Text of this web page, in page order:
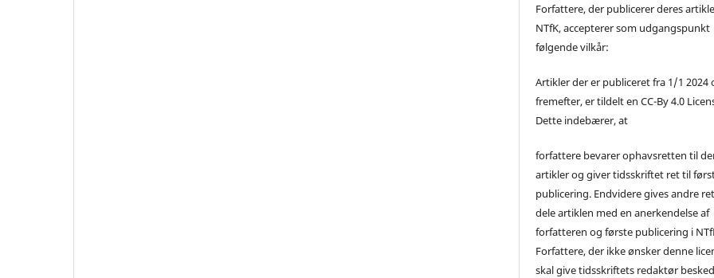
Forfattere, der publicerer deres
NTfK, accepterer som udgangspunkt
følgende vilkår:
Artikler der er publiceret fra 1/1 2024
fremefter, er tildelt en CC-By 4.0
Dette indebærer, at
forfattere bevarer ophavsretten til
artikler og giver tidsskriftet ret til
publicering. Endvidere gives andre
dele artiklen med en anerkendelse af
forfatteren og første publicering i
Forfattere, der ikke ønsker denne
skal give tidsskriftets redaktør besked